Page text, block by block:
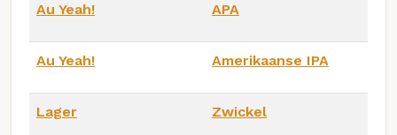
Au Yeah! APA
Au Yeah! Amerikaanse IPA
Lager Zwickel